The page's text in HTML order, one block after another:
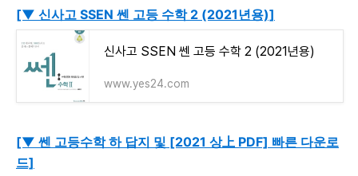
[▼ 신사고 SSEN 쎈 고등 수학 2 (2021년용)]
신사고 SSEN 쎈 고등 수학 2 (2021년용)
www.yes24.com
[▼ 쎈 고등수학 하 답지 및 [2021 상上 PDF] 빠른 다운로
드]